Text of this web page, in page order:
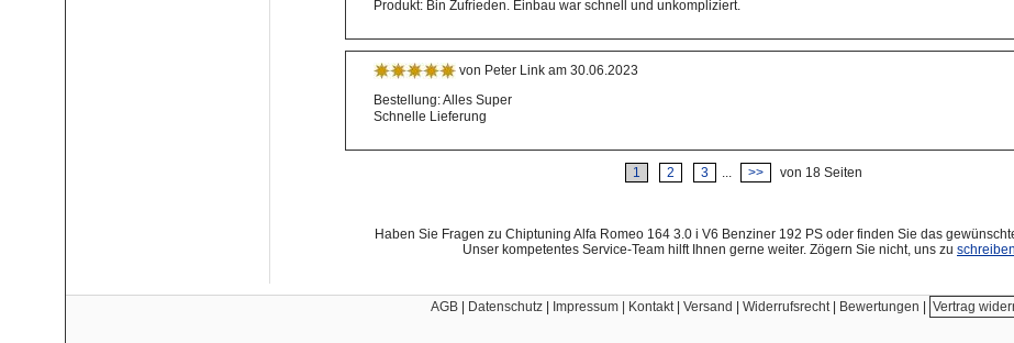
Produkt: Bin Zufrieden. Einbau war schnell und unkompliziert.
von Peter Link am 30.06.2023
Bestellung: Alles Super
Schnelle Lieferung
1 2 3 >> von 18 Seiten
Haben Sie Fragen zu Chiptuning Alfa Romeo 164 3.0 i V6 Benziner 192 PS oder finden Sie das
Unser kompetentes Service-Team hilft Ihnen gerne weiter. Zögern Sie nicht, uns zu schreiben
AGB | Datenschutz | Impressum | Kontakt | Versand | Widerrufsrecht | Bewertungen | Vertrag